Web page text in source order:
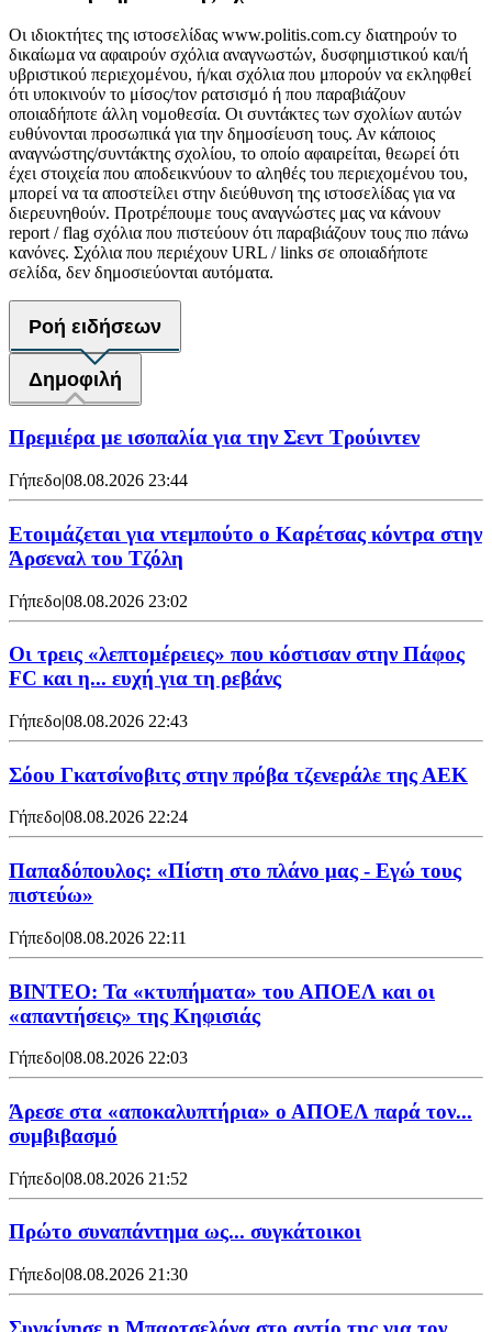
Οι ιδιοκτήτες της ιστοσελίδας www.politis.com.cy διατηρούν το
δικαίωμα να αφαιρούν σχόλια αναγνωστών, δυσφημιστικού και/ή
υβριστικού περιεχομένου, ή/και σχόλια που μπορούν να εκληφθεί
ότι υποκινούν το μίσος/τον ρατσισμό ή που παραβιάζουν
οποιαδήποτε άλλη νομοθεσία. Οι συντάκτες των σχολίων αυτών
ευθύνονται προσωπικά για την δημοσίευση τους. Αν κάποιος
αναγνώστης/συντάκτης σχολίου, το οποίο αφαιρείται, θεωρεί ότι
έχει στοιχεία που αποδεικνύουν το αληθές του περιεχομένου του,
μπορεί να τα αποστείλει στην διεύθυνση της ιστοσελίδας για να
διερευνηθούν. Προτρέπουμε τους αναγνώστες μας να κάνουν
report / flag σχόλια που πιστεύουν ότι παραβιάζουν τους πιο πάνω
κανόνες. Σχόλια που περιέχουν URL / links σε οποιαδήποτε
σελίδα, δεν δημοσιεύονται αυτόματα.
Ροή ειδήσεων
Δημοφιλή
Πρεμιέρα με ισοπαλία για την Σεντ Τρούιντεν
Γήπεδο|08.08.2026 23:44
Ετοιμάζεται για ντεμπούτο ο Καρέτσας κόντρα στην
Άρσεναλ του Τζόλη
Γήπεδο|08.08.2026 23:02
Οι τρεις «λεπτομέρειες» που κόστισαν στην Πάφος
FC και η... ευχή για τη ρεβάνς
Γήπεδο|08.08.2026 22:43
Σόου Γκατσίνοβιτς στην πρόβα τζενεράλε της ΑΕΚ
Γήπεδο|08.08.2026 22:24
Παπαδόπουλος: «Πίστη στο πλάνο μας - Εγώ τους
πιστεύω»
Γήπεδο|08.08.2026 22:11
ΒΙΝΤΕΟ: Τα «κτυπήματα» του ΑΠΟΕΛ και οι
«απαντήσεις» της Κηφισιάς
Γήπεδο|08.08.2026 22:03
Άρεσε στα «αποκαλυπτήρια» ο ΑΠΟΕΛ παρά τον...
συμβιβασμό
Γήπεδο|08.08.2026 21:52
Πρώτο συναπάντημα ως... συγκάτοικοι
Γήπεδο|08.08.2026 21:30